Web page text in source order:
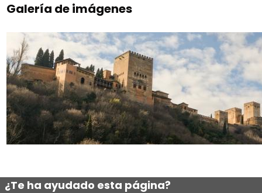
Galería de imágenes
¿Te ha ayudado esta página?